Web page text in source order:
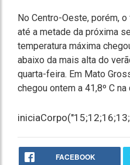
No Centro-Oeste, porém,
até a metade da próxima
temperatura máxima
abaixo da mais alta do
quarta-feira. Em Mato
chegou ontem a 41,8º C
FACEBOOK